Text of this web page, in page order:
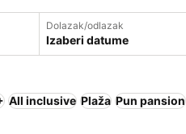
Dolazak/odlazak
Izaberi datume
All inclusive Plaža Pun pansion